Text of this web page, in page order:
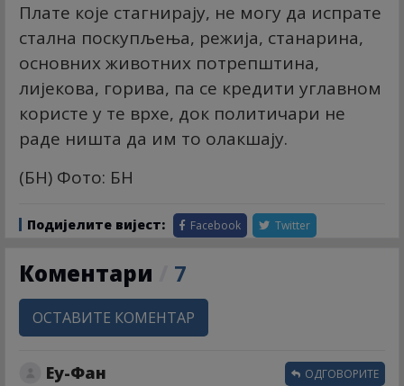
Плате које стагнирају, не могу да испрате
стална поскупљења, режија, станарина,
основних животних потрепштина,
лијекова, горива, па се кредити углавном
користе у те врхе, док политичари не
раде ништа да им то олакшају.
(БН) Фото: БН
Подијелите вијест: Facebook Twitter
Коментари 7
ОСТАВИТЕ КОМЕНТАР
Еу-Фан ОДГОВОРИТЕ